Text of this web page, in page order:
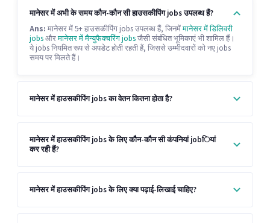
मानेसर में अभी के समय कौन-कौन सी हाउसकीपिंग jobs उपलब्ध हैं?
Ans: मानेसर में 5+ हाउसकीपिंग jobs उपलब्ध हैं, जिनमेंमानेसर में डिलिवरी
jobsऔरमानेसर में मैन्युफैक्चरिंग jobsजैसी संबंधित भूमिकाएं भी शामिल हैं।
ये jobs नियमित रूप से अपडेट होती रहती हैं, जिससे उम्मीदवारों को नए jobs
समय पर मिलते हैं।
मानेसर में हाउसकीपिंग jobs का वेतन कितना होता है?
मानेसर में हाउसकीपिंग jobs के लिए कौन-कौन सी कंपनियां jobियां
कर रही हैं?
मानेसर में हाउसकीपिंग jobs के लिए क्या पढ़ाई-लिखाई चाहिए?